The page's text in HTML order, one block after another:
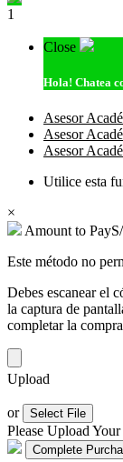
1
Close
Hola! Chatea
Asesor
Asesor
Asesor
Utilice esta
×
Amount to PayS/
Este método no
Debes escanear el
la captura de
completar la
Upload
or Select File
Please Upload